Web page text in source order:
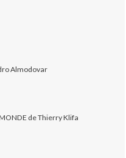
Almodovar
de Thierry Klifa